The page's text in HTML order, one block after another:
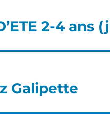
2-4 ans
Galipette